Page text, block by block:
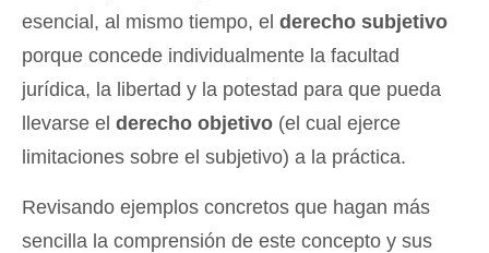
esencial, al mismo tiempo, el derecho subjetivo
porque concede individualmente la facultad
jurídica, la libertad y la potestad para que pueda
llevarse el derecho objetivo (el cual ejerce
limitaciones sobre el subjetivo) a la práctica.
Revisando ejemplos concretos que hagan más
sencilla la comprensión de este concepto y sus